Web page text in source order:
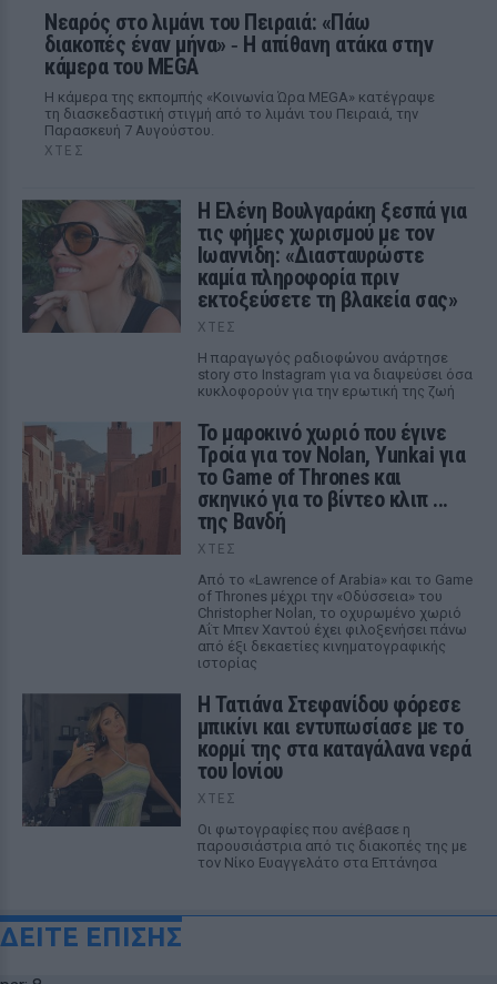
Νεαρός στο λιμάνι του Πειραιά: «Πάω
διακοπές έναν μήνα» ‑ Η απίθανη ατάκα στην
κάμερα του MEGA
Η κάμερα της εκπομπής «Κοινωνία Ώρα MEGA» κατέγραψε
τη διασκεδαστική στιγμή από το λιμάνι του Πειραιά, την
Παρασκευή 7 Αυγούστου.
ΧΤΕΣ
Η Ελένη Βουλγαράκη ξεσπά για
τις φήμες χωρισμού με τον
Ιωαννίδη: «Διασταυρώστε
καμία πληροφορία πριν
εκτοξεύσετε τη βλακεία σας»
ΧΤΕΣ
Η παραγωγός ραδιοφώνου ανάρτησε
story στο Instagram για να διαψεύσει όσα
κυκλοφορούν για την ερωτική της ζωή
Το μαροκινό χωριό που έγινε
Τροία για τον Nolan, Yunkai για
το Game of Thrones και
σκηνικό για το βίντεο κλιπ ...
της Βανδή
ΧΤΕΣ
Από το «Lawrence of Arabia» και το Game
of Thrones μέχρι την «Οδύσσεια» του
Christopher Nolan, το οχυρωμένο χωριό
Αΐτ Μπεν Χαντού έχει φιλοξενήσει πάνω
από έξι δεκαετίες κινηματογραφικής
ιστορίας
Η Τατιάνα Στεφανίδου φόρεσε
μπικίνι και εντυπωσίασε με το
κορμί της στα καταγάλανα νερά
του Ιονίου
ΧΤΕΣ
Οι φωτογραφίες που ανέβασε η
παρουσιάστρια από τις διακοπές της με
τον Νίκο Ευαγγελάτο στα Επτάνησα
ΔΕΙΤΕ ΕΠΙΣΗΣ